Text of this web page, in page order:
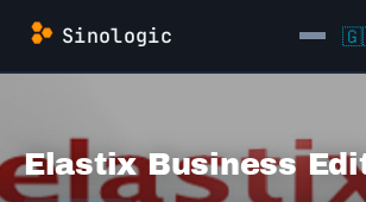
Saltar
contenido
Sinologic
Elastix Business